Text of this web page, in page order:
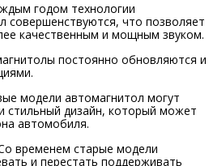
годом технологии
совершенствуются, что позволяет
качественным и мощным звуком.
постоянно обновляются и
модели автомагнитол могут
стильный дизайн, который может
автомобиля.
временем старые модели
и перестать поддерживать